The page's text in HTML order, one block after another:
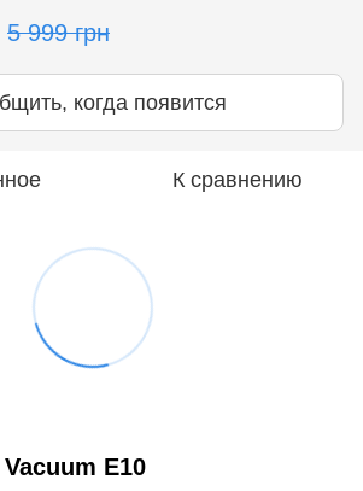
5 999 грн
когда появится
К сравнению
E10